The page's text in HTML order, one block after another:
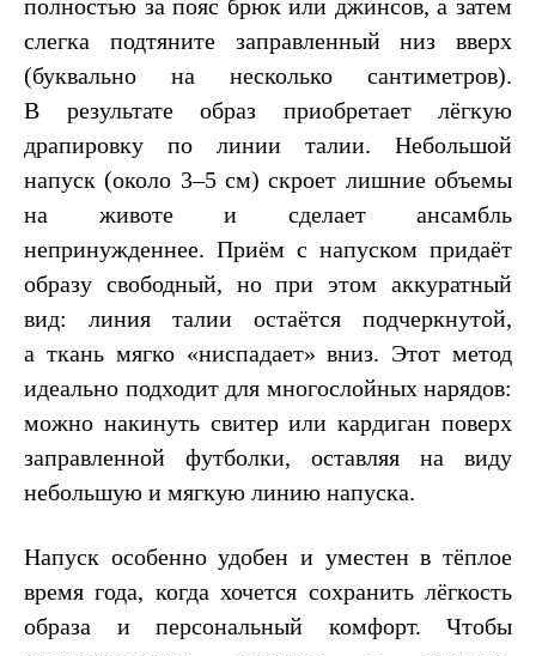
полностью за пояс брюк или джинсов, а затем
слегка подтяните заправленный низ вверх
(буквально на несколько сантиметров).
В результате образ приобретает лёгкую
драпировку по линии талии. Небольшой
напуск (около 3–5 см) скроет лишние объемы
на животе и сделает ансамбль
непринужденнее. Приём с напуском придаёт
образу свободный, но при этом аккуратный
вид: линия талии остаётся подчеркнутой,
а ткань мягко «ниспадает» вниз. Этот метод
идеально подходит для многослойных нарядов:
можно накинуть свитер или кардиган поверх
заправленной футболки, оставляя на виду
небольшую и мягкую линию напуска.
Напуск особенно удобен и уместен в тёплое
время года, когда хочется сохранить лёгкость
образа и персональный комфорт. Чтобы